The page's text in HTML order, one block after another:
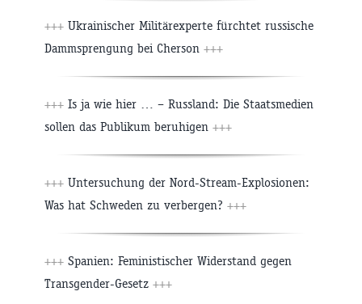
+++ Ukrainischer Militärexperte fürchtet russische
Dammsprengung bei Cherson +++
+++ Is ja wie hier … – Russland: Die Staatsmedien
sollen das Publikum beruhigen +++
+++ Untersuchung der Nord-Stream-Explosionen:
Was hat Schweden zu verbergen? +++
+++ Spanien: Feministischer Widerstand gegen
Transgender-Gesetz +++